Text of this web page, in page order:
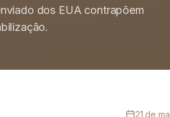
dos EUA contrapõem
21 de